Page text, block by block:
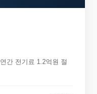
간 전기료 1.2억원 절